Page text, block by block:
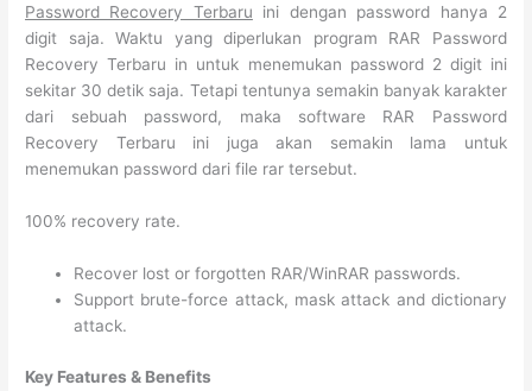
Password Recovery Terbaru ini dengan password hanya 2
digit saja. Waktu yang diperlukan program RAR Password
Recovery Terbaru in untuk menemukan password 2 digit ini
sekitar 30 detik saja. Tetapi tentunya semakin banyak karakter
dari sebuah password, maka software RAR Password
Recovery Terbaru ini juga akan semakin lama untuk
menemukan password dari file rar tersebut.
100% recovery rate.
Recover lost or forgotten RAR/WinRAR passwords.
Support brute-force attack, mask attack and dictionary
attack.
Key Features & Benefits